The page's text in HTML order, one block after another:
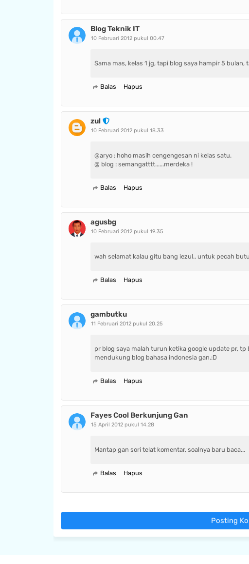
Blog Teknik IT
10 Februari 2012 pukul 00.47
Sama mas, kelas 1 jg, tapi blog saya hampir 5 bulan,
Balas Hapus
zul
10 Februari 2012 pukul 18.33
@aryo : hoho masih cengengesan ni kelas satu.
@ blog : semangatttt......merdeka !
Balas Hapus
agusbg
10 Februari 2012 pukul 19.35
wah selamat kalau gitu bang iezul.. untuk pecah
Balas Hapus
gambutku
11 Februari 2012 pukul 20.25
pr blog saya malah turun ketika google update pr,
mendukung blog bahasa indonesia gan.:D
Balas Hapus
Fayes Cool Berkunjung Gan
15 April 2012 pukul 14.28
Mantap gan sori telat komentar, soalnya baru baca...
Balas Hapus
Posting